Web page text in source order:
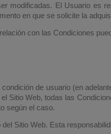
modificadas. El Usuario es
en que se solicite la
con las Condiciones
de usuario (en
Sitio Web, todas las
según el caso.
Sitio Web. Esta